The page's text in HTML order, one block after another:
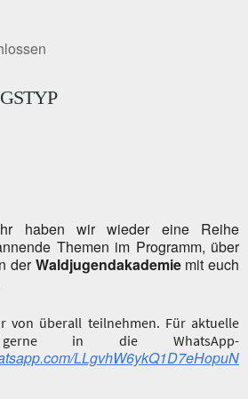
haben wir wieder eine Reihe
Themen im Programm, über
derWaldjugendakademiemit euch
von überall teilnehmen. Für aktuelle
in die WhatsApp-
LLgvhW6ykQ1D7eHopuN